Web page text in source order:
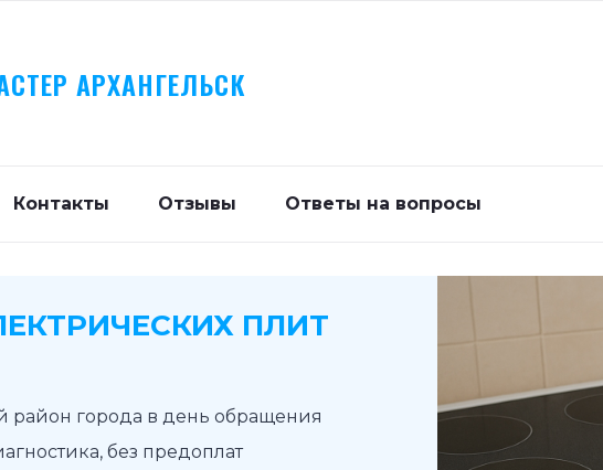
АРХАНГЕЛЬСК
Контакты Отзывы Ответы на вопросы
ПЛИТ
район города в день обращения
без предоплат